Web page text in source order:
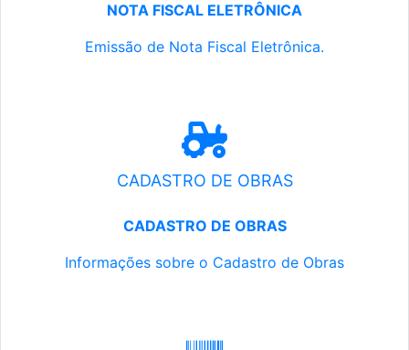
NOTA FISCAL ELETRÔNICA
Emissão de Nota Fiscal Eletrônica.
CADASTRO DE OBRAS
CADASTRO DE OBRAS
Informações sobre o Cadastro de Obras